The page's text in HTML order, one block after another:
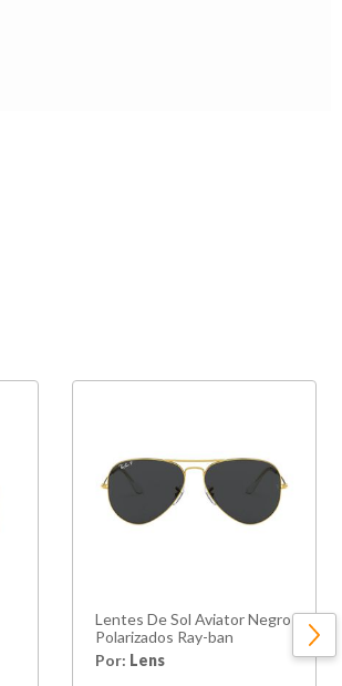
Lentes De Sol Aviator Negro
Polarizados Ray-ban
Por: Lens